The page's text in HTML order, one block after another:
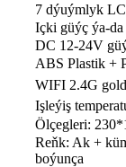
7 dýuýmlyk
Içki güýç ýa-da
DC 12-24V
ABS Plastik +
WIFI 2.4G
Işleýiş
Ölçegleri:
Reňk: Ak +
boýunça